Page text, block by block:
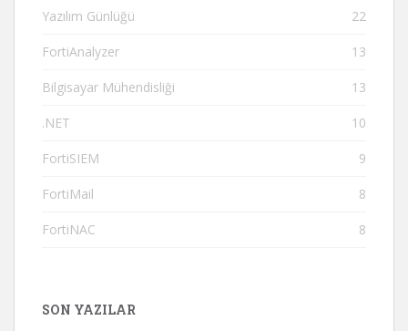
Yazılım Günlüğü 22
FortiAnalyzer 13
Bilgisayar Mühendisliği 13
.NET 10
FortiSIEM 9
FortiMail 8
FortiNAC 8
SON YAZILAR